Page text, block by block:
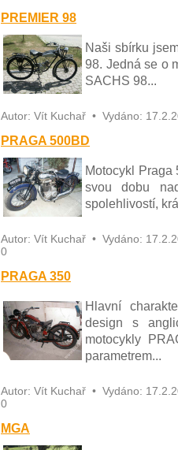
PREMIER 98
Naši sbírku
98. Jedná se o
SACHS 98...
Autor: Vít Kuchař • Vydáno:
PRAGA 500BD
Motocykl
svou dobu
spolehlivostí,
Autor: Vít Kuchař • Vydáno:
0
PRAGA 350
Hlavní
design s
motocykly
parametrem...
Autor: Vít Kuchař • Vydáno:
0
MGA